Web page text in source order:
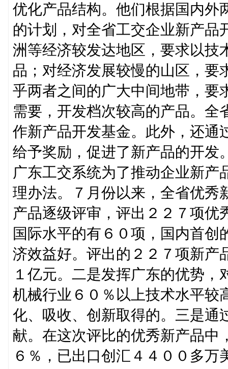
优化产品结构。他们根据国内外
的计划，对全省工交企业新产品
洲等经济较发达地区，要求以技
品；对经济发展较慢的山区，要
乎两者之间的广大中间地带，要
需要，开发档次较高的产品。全
作新产品开发基金。此外，还通
给予奖励，促进了新产品的开发
广东工交系统为了推动企业新产
理办法。７月份以来，全省优秀
产品逐级评审，评出２２７项优
国际水平的有６０项，国内首
济效益好。评出的２２７项新产
１亿元。二是发挥广东的优势
机械行业６０％以上技术水平较
化、吸收、创新取得的。三是通
献。在这次评比的优秀新产品中
６％，已出口创汇４４００多万